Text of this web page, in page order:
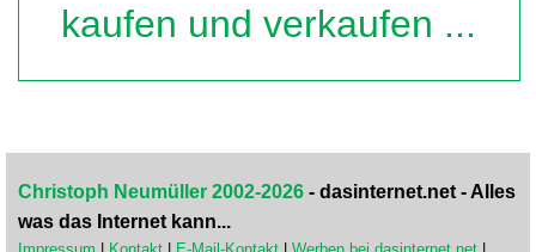
kaufen und verkaufen ...
Christoph Neumüller 2002-2026 - dasinternet.net - Alles
was das Internet kann...